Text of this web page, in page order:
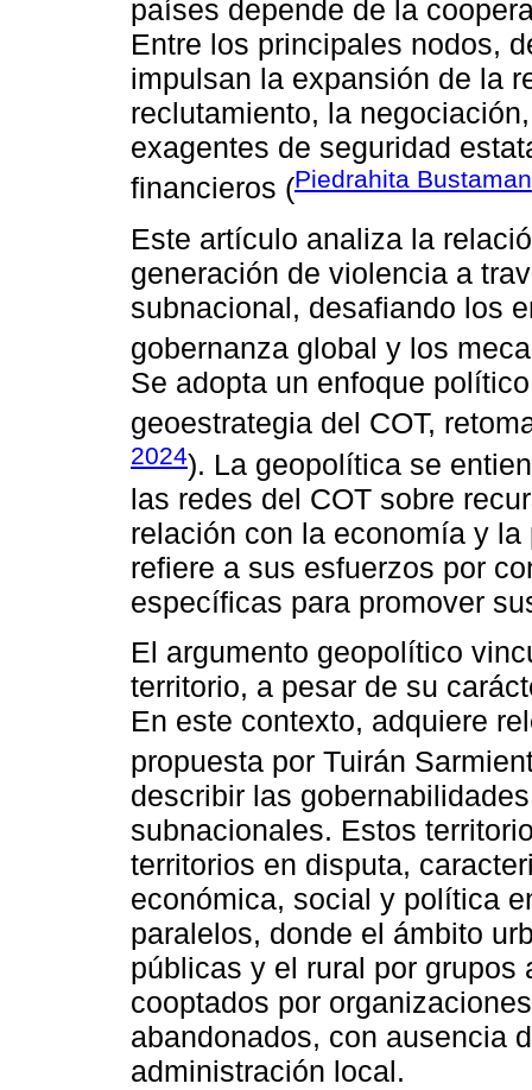
países depende de la
Entre los principales nodos,
impulsan la expansión de la
reclutamiento, la
exagentes de seguridad
financieros (Piedrahita
Este artículo analiza la
generación de violencia a
subnacional, desafiando los
gobernanza global y los
Se adopta un enfoque
geoestrategia del COT,
2024). La geopolítica se
las redes del COT sobre
relación con la economía y
refiere a sus esfuerzos por
específicas para promover
El argumento geopolítico
territorio, a pesar de su
En este contexto, adquiere
propuesta por Tuirán
describir las
subnacionales. Estos
territorios en disputa,
económica, social y política
paralelos, donde el ámbito
públicas y el rural por grupos
cooptados por
abandonados, con ausencia
administración local.